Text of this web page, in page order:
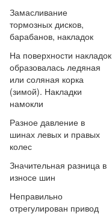
Замасливание
тормозных дисков,
барабанов, накладок
На поверхности накладок
образовалась ледяная
или соляная корка
(зимой). Накладки
намокли
Разное давление в
шинах левых и правых
колес
Значительная разница в
износе шин
Неправильно
отрегулирован привод